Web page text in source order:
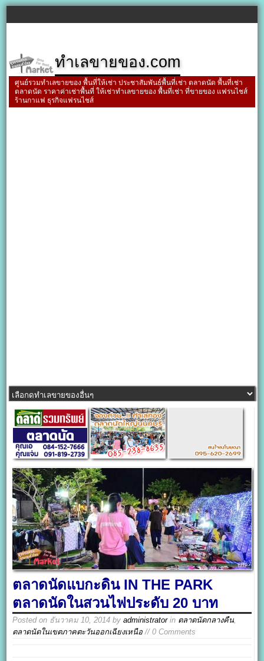
ทำเลขายของ.com
ศูนย์รวมทำเลขายของ พื้นที่ให้เช่า ประชาสัมพันธ์พื้นที่เช่า ตลาดนัด พื้นที่เช่า
ตลาดนัด ราคาค่าเช่าพื้นที่ ให้เช่าทำเลขายของ พื้นที่เช่า ที่ขายของ แฟรนไชส์
ร้านกาแฟ ธุรกิจแฟรนไชส์
ตลาดนัดแบกะดิน IN THE PARK
ตลาดนัดในสวนไฟประดับ 20 บาท
Posted on ธันวาคม 10, 2014 byadministratorin ตลาดนัดกลางคืน,
ตลาดนัดในเขตภาคตะวันออกเฉียงเหนือ // 0 Comments